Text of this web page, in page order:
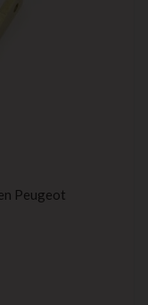
Peugeot